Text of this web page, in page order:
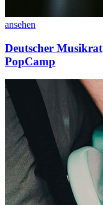
ansehen
Deutscher Musikrat
PopCamp